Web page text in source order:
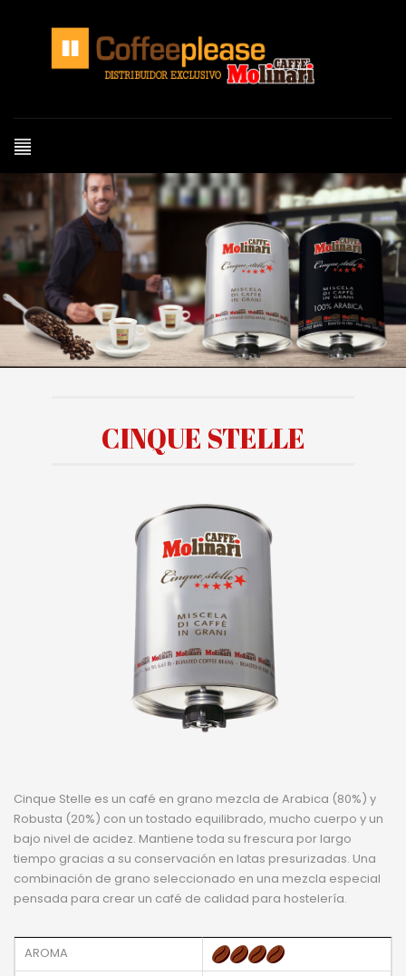
CINQUE STELLE
Cinque Stelle es un café en grano mezcla de Arabica (80%) y
Robusta (20%) con un tostado equilibrado, mucho cuerpo y un
bajo nivel de acidez. Mantiene toda su frescura por largo
tiempo gracias a su conservación en latas presurizadas. Una
combinación de grano seleccionado en una mezcla especial
pensada para crear un café de calidad para hostelería.
AROMA